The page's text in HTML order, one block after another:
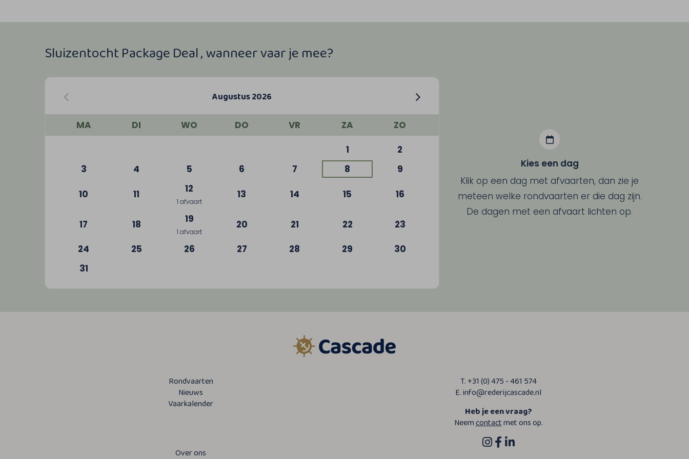
Sluizentocht Package Deal , wanneer vaar je mee?
Augustus 2026
MA DI WO DO VR ZA
ZO
1
2
3
4 5 6 7 8 9
10 11 12
1 afvaart
13 14 15 16
17 18 19
1 afvaart
20 21 22 23
24 25 26 27 28 29
30
31
Kies een dag
Klik op een dag met afvaarten, dan zie je
meteen welke rondvaarten er die dag zijn.
De dagen met een afvaart lichten op.
Rondvaarten
Nieuws
Vaarkalender
T. +31 (0) 475 - 461 574
E. info@rederijcascade.nl
Heb je een vraag?
Neemcontactmet ons op.
Over ons